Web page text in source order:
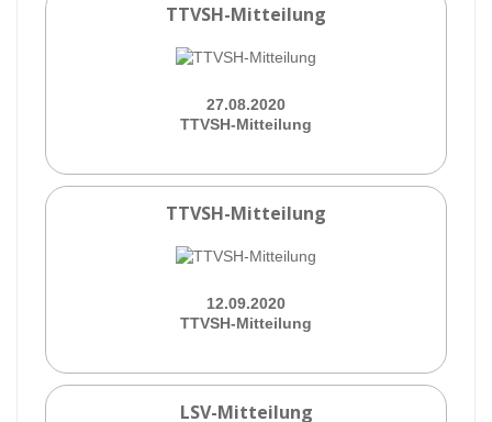
TTVSH-Mitteilung
27.08.2020
TTVSH-Mitteilung
TTVSH-Mitteilung
12.09.2020
TTVSH-Mitteilung
LSV-Mitteilung